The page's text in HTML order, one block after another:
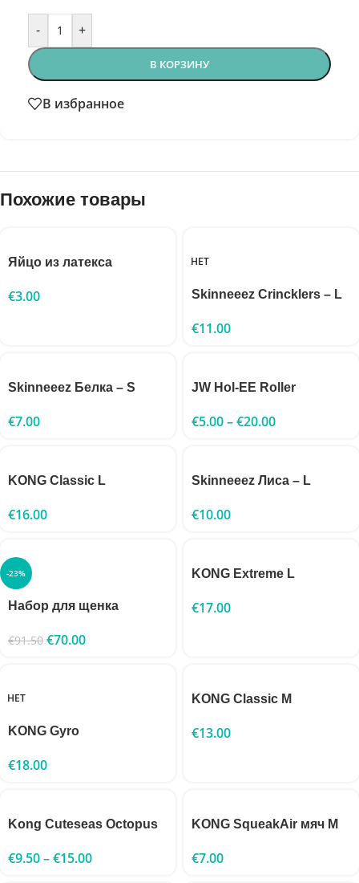
- +
В КОРЗИНУ
В избранное
Похожие товары
Яйцо из латекса
€3.00
НЕТ
Skinneeez Crincklers – L
€11.00
Skinneeez Белка – S
€7.00
JW Hol-EE Roller
€5.00–€20.00
KONG Classic L
€16.00
Skinneeez Лиса – L
€10.00
-23%
Набор для щенка
€91.50 €70.00
KONG Extreme L
€17.00
НЕТ
KONG Gyro
€18.00
KONG Classic M
€13.00
Kong Cuteseas Octopus
€9.50–€15.00
KONG SqueakAir мяч M
€7.00